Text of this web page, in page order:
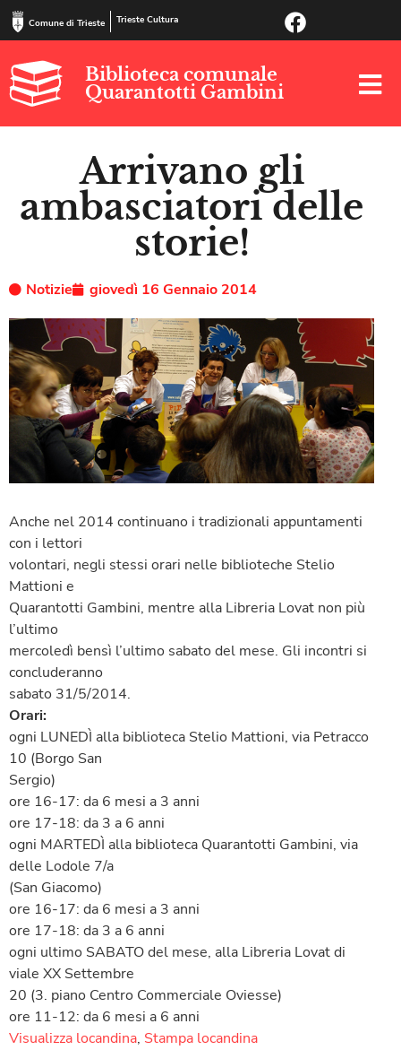
Comune di Trieste Trieste Cultura
Biblioteca comunale
Quarantotti Gambini
Arrivano gli
ambasciatori delle
storie!
Notizie giovedì 16 Gennaio 2014
Anche nel 2014 continuano i tradizionali appuntamenti
con i lettori
volontari, negli stessi orari nelle biblioteche Stelio
Mattioni e
Quarantotti Gambini, mentre alla Libreria Lovat non più
l’ultimo
mercoledì bensì l’ultimo sabato del mese. Gli incontri si
concluderanno
sabato 31/5/2014.
Orari:
ogni LUNEDÌ alla biblioteca Stelio Mattioni, via Petracco
10 (Borgo San
Sergio)
ore 16-17: da 6 mesi a 3 anni
ore 17-18: da 3 a 6 anni
ogni MARTEDÌ alla biblioteca Quarantotti Gambini, via
delle Lodole 7/a
(San Giacomo)
ore 16-17: da 6 mesi a 3 anni
ore 17-18: da 3 a 6 anni
ogni ultimo SABATO del mese, alla Libreria Lovat di
viale XX Settembre
20 (3. piano Centro Commerciale Oviesse)
ore 11-12: da 6 mesi a 6 anni
Visualizza locandina, Stampa locandina